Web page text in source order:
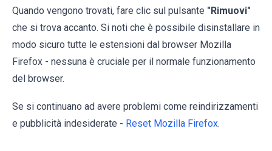
Quando vengono trovati, fare clic sul pulsante "Rimuovi"
che si trova accanto. Si noti che è possibile disinstallare in
modo sicuro tutte le estensioni dal browser Mozilla
Firefox - nessuna è cruciale per il normale funzionamento
del browser.
Se si continuano ad avere problemi come reindirizzamenti
e pubblicità indesiderate - Reset Mozilla Firefox.